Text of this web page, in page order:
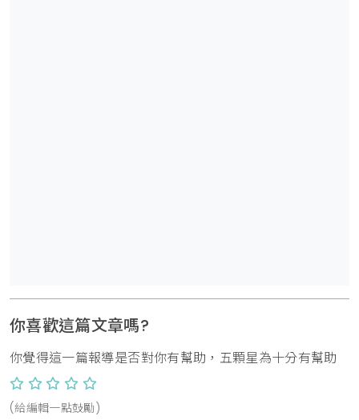
你喜歡這篇文章嗎?
你覺得這一篇報導是否對你有幫助，五顆星為十分有幫助
(給編輯一點鼓勵)